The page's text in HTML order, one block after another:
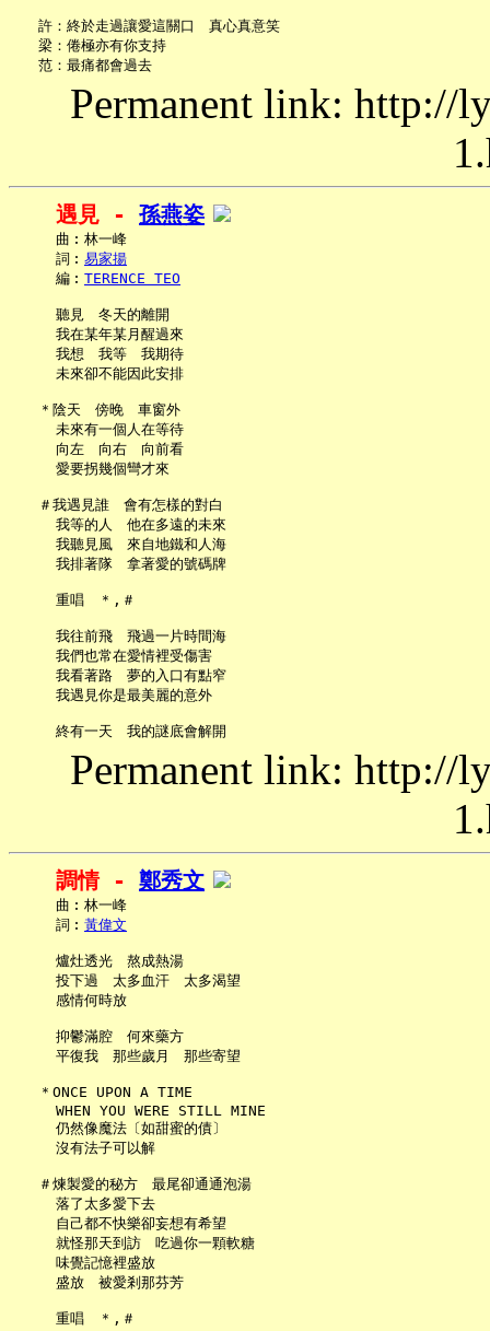
   許：終於走過讓愛這關口　真心真意笑
   梁：倦極亦有你支持
Permanent link: http://
遇見 - 孫燕姿
     曲︰林一峰
     詞︰
易家揚
     編︰
TERENCE TEO
     聽見　冬天的離開
     我在某年某月醒過來
     我想　我等　我期待
     未來卻不能因此安排
   ＊陰天　傍晚　車窗外
     未來有一個人在等待
     向左　向右　向前看
     愛要拐幾個彎才來
   ＃我遇見誰　會有怎樣的對白
     我等的人　他在多遠的未來
     我聽見風　來自地鐵和人海
     我排著隊　拿著愛的號碼牌
     重唱　＊,＃
     我往前飛　飛過一片時間海
     我們也常在愛情裡受傷害
     我看著路　夢的入口有點窄
     我遇見你是最美麗的意外
Permanent link: http://
調情 - 鄭秀文
     曲︰林一峰
     詞︰
黃偉文
     爐灶透光　熬成熱湯
     投下過　太多血汗　太多渴望
     感情何時放
     抑鬱滿腔　何來藥方
     平復我　那些歲月　那些寄望
   ＊ONCE UPON A TIME
     WHEN YOU WERE STILL MINE
     仍然像魔法〔如甜蜜的債〕
     沒有法子可以解
   ＃煉製愛的秘方　最尾卻通通泡湯
     落了太多愛下去
     自己都不快樂卻妄想有希望
     就怪那天到訪　吃過你一顆軟糖
     味覺記憶裡盛放
     盛放　被愛剎那芬芳
     重唱　＊,＃